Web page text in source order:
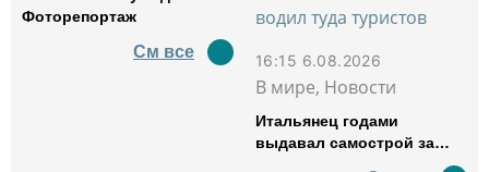
Фоторепортаж
См все 16:15 6.08.2026
В мире, Новости
Итальянец годами
выдавал самострой за